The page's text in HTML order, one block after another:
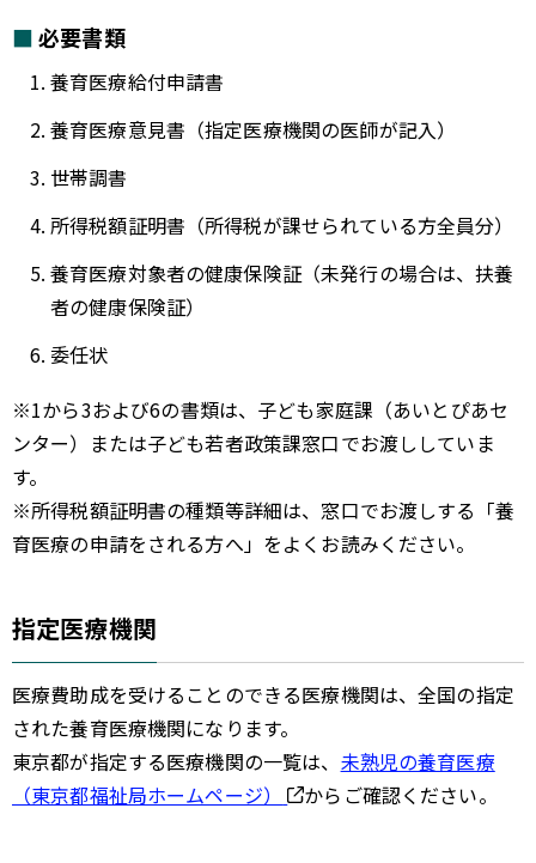
必要書類
養育医療給付申請書
養育医療意見書（指定医療機関の医師が記入）
世帯調書
所得税額証明書（所得税が課せられている方全員分）
養育医療対象者の健康保険証（未発行の場合は、扶養
者の健康保険証）
委任状
※1から3および6の書類は、子ども家庭課（あいとぴあセ
ンター）または子ども若者政策課窓口でお渡ししていま
す。
※所得税額証明書の種類等詳細は、窓口でお渡しする「養
育医療の申請をされる方へ」をよくお読みください。
指定医療機関
医療費助成を受けることのできる医療機関は、全国の指定
された養育医療機関になります。
東京都が指定する医療機関の一覧は、 未熟児の養育医療
（東京都福祉局ホームページ）
からご確認ください。